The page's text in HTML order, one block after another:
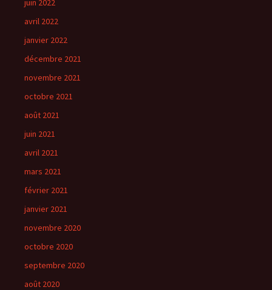
juin 2022
avril 2022
janvier 2022
décembre 2021
novembre 2021
octobre 2021
août 2021
juin 2021
avril 2021
mars 2021
février 2021
janvier 2021
novembre 2020
octobre 2020
septembre 2020
août 2020